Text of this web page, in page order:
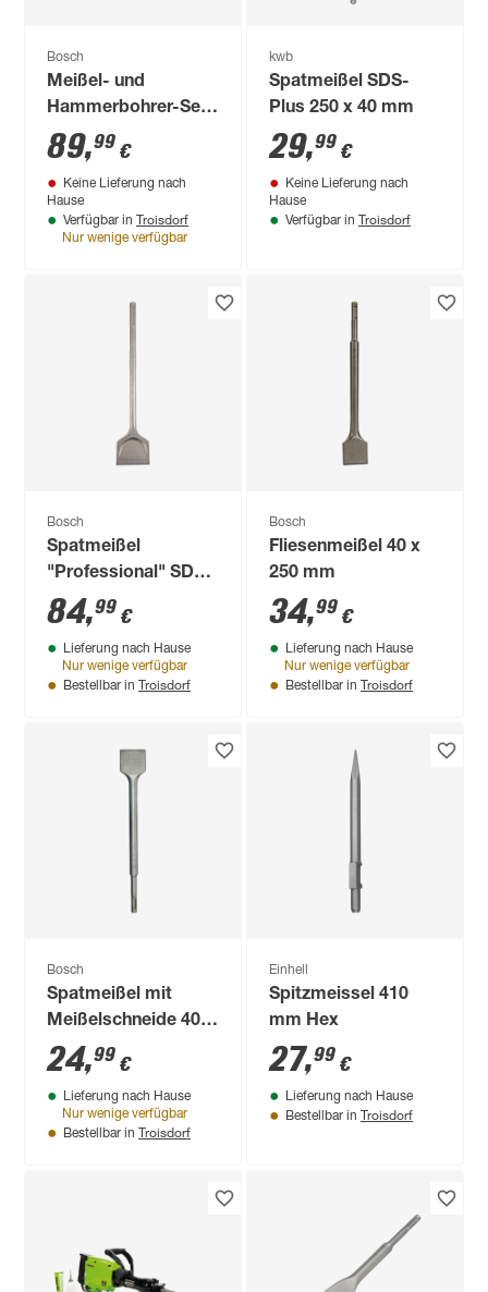
Bosch
Meißel- und
Hammerbohrer-Set
'SDS plus 3' Ø 5-
12 mm 11-teilig
89,99 €
Keine Lieferung nach
Hause
Verfügbar in Troisdorf
Nur wenige verfügbar
kwb
Spatmeißel SDS-
Plus 250 x 40 mm
29,99 €
Keine Lieferung nach
Hause
Verfügbar in Troisdorf
Bosch
Spatmeißel
"Professional" SDS-
max 80 x 400 mm
84,99 €
Lieferung nach Hause
Nur wenige verfügbar
Bestellbar in Troisdorf
Bosch
Fliesenmeißel 40 x
250 mm
34,99 €
Lieferung nach Hause
Nur wenige verfügbar
Bestellbar in Troisdorf
Bosch
Spatmeißel mit
Meißelschneide 40
mm
24,99 €
Lieferung nach Hause
Nur wenige verfügbar
Bestellbar in Troisdorf
Einhell
Spitzmeissel 410
mm Hex
27,99 €
Lieferung nach Hause
Bestellbar in Troisdorf